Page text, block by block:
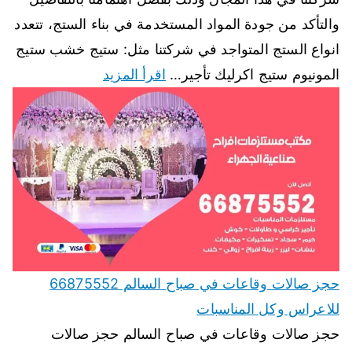
والتأكد من جودة المواد المستخدمة في بناء الستج، تتعدد
انواع الستج المتواجد في شركتنا مثل: ستيج خشب ستيج
المونيوم ستيج اكرليك تأجير… اقرأ المزيد
حجز صالات وقاعات في صباح السالم 66875552
للاعراس وكل المناسبات
حجز صالات وقاعات في صباح السالم حجز صالات